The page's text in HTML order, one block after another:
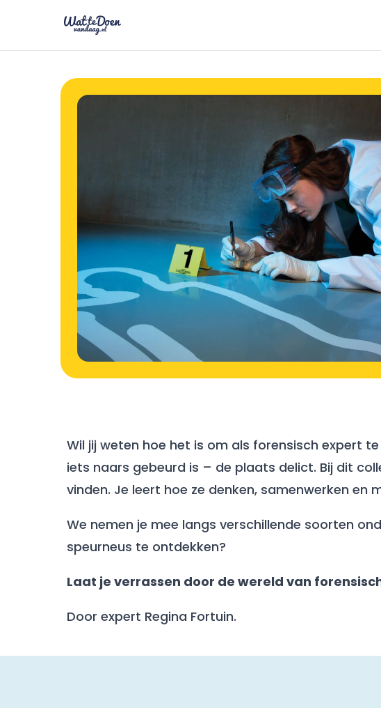
Wil jij weten hoe het is om als forensisch expert
iets naars gebeurd is – de plaats delict. Bij dit
vinden. Je leert hoe ze denken, samenwerken en
We nemen je mee langs verschillende soorten
speurneus te ontdekken?
Laat je verrassen door de wereld van
Door expert Regina Fortuin.